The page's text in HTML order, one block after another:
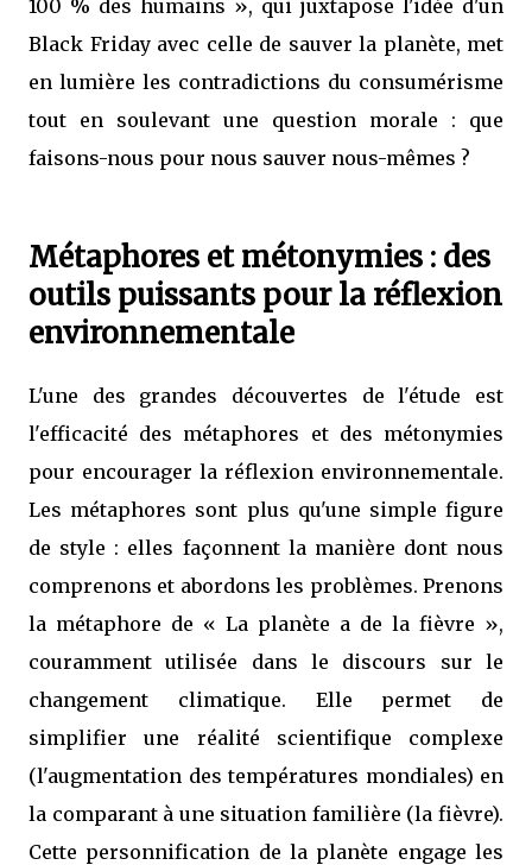
100 % des humains », qui juxtapose l'idée d'un
Black Friday avec celle de sauver la planète, met
en lumière les contradictions du consumérisme
tout en soulevant une question morale : que
faisons-nous pour nous sauver nous-mêmes ?
Métaphores et métonymies : des
outils puissants pour la réflexion
environnementale
L'une des grandes découvertes de l'étude est
l'efficacité des métaphores et des métonymies
pour encourager la réflexion environnementale.
Les métaphores sont plus qu'une simple figure
de style : elles façonnent la manière dont nous
comprenons et abordons les problèmes. Prenons
la métaphore de « La planète a de la fièvre »,
couramment utilisée dans le discours sur le
changement climatique. Elle permet de
simplifier une réalité scientifique complexe
(l'augmentation des températures mondiales) en
la comparant à une situation familière (la fièvre).
Cette personnification de la planète engage les